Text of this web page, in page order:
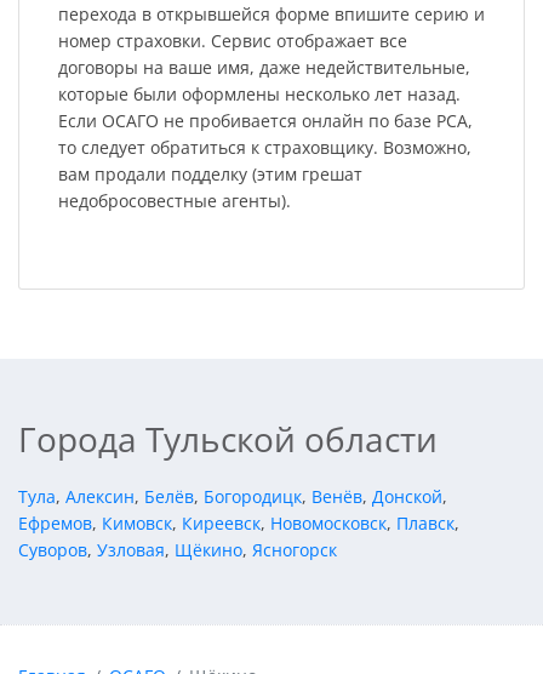
перехода в открывшейся форме впишите серию и
номер страховки. Сервис отображает все
договоры на ваше имя, даже недействительные,
которые были оформлены несколько лет назад.
Если ОСАГО не пробивается онлайн по базе РСА,
то следует обратиться к страховщику. Возможно,
вам продали подделку (этим грешат
недобросовестные агенты).
Города Тульской области
Тула, Алексин, Белёв, Богородицк, Венёв, Донской,
Ефремов, Кимовск, Киреевск, Новомосковск, Плавск,
Суворов, Узловая, Щёкино, Ясногорск